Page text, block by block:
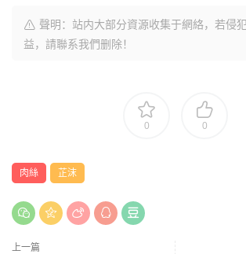
聲明：站内大部分資源收集于網絡，若侵
益，請聯系我們删除！
0 0
肉絲 芷沫
上一篇